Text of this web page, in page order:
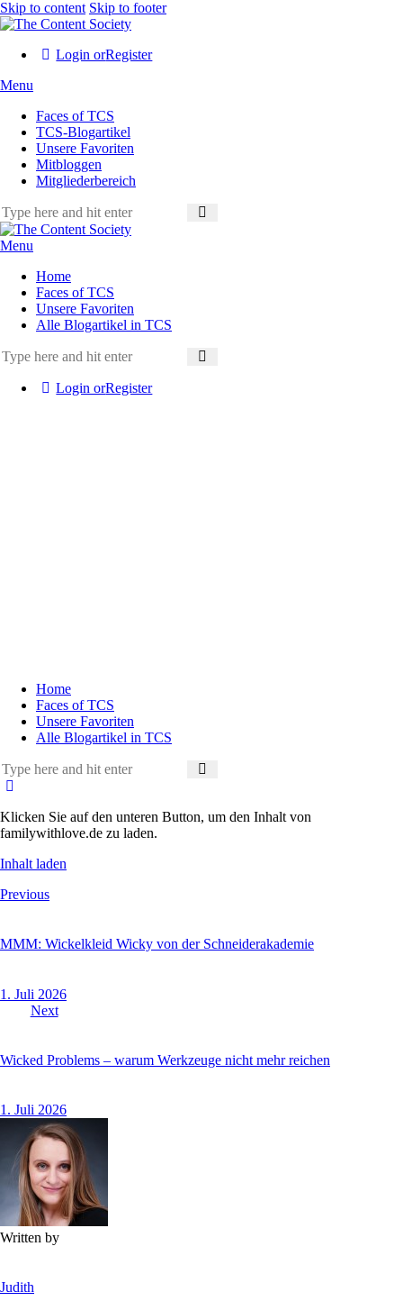
Skip to content Skip to footer
Login orRegister
Menu
Faces of TCS
TCS-Blogartikel
Unsere Favoriten
Mitbloggen
Mitgliederbereich
Menu
Home
Faces of TCS
Unsere Favoriten
Alle Blogartikel in TCS
Login orRegister
Home
Faces of TCS
Unsere Favoriten
Alle Blogartikel in TCS
Klicken Sie auf den unteren Button, um den Inhalt von
familywithlove.de zu laden.
Inhalt laden
Beitragsnavigation
Previous
MMM: Wickelkleid Wicky von der Schneiderakademie
1. Juli 2026
Next
Wicked Problems – warum Werkzeuge nicht mehr reichen
1. Juli 2026
Written by
Judith